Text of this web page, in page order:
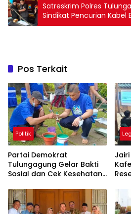
Satreskrim Polres
Sindikat Pencurian Kabel
Pelaku Ditangkap
Pos Terkait
Politik
Partai Demokrat
Tulungagung Gelar Bakti
Sosial dan Cek Kesehatan